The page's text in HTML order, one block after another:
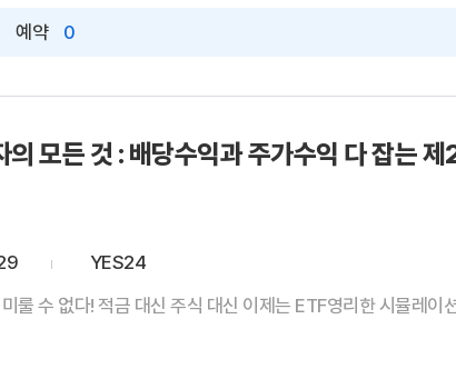
예약 0
의 모든 것 : 배당수익과 주가수익 다 잡는
YES24
룰 수 없다! 적금 대신 주식 대신 이제는 ETF영리한 시뮬레이